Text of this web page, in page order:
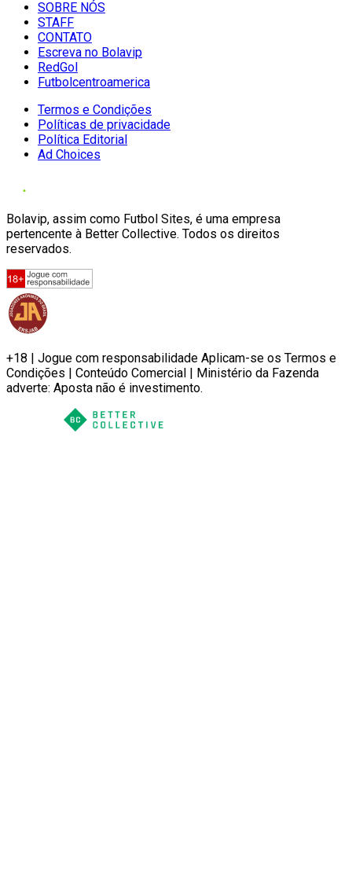
SOBRE NÓS
STAFF
CONTATO
Escreva no Bolavip
RedGol
Futbolcentroamerica
Termos e Condições
Políticas de privacidade
Política Editorial
Ad Choices
Bolavip, assim como Futbol Sites, é uma empresa
pertencente à Better Collective. Todos os direitos
reservados.
+18 | Jogue com responsabilidade Aplicam-se os Termos e
Condições | Conteúdo Comercial | Ministério da Fazenda
adverte: Aposta não é investimento.